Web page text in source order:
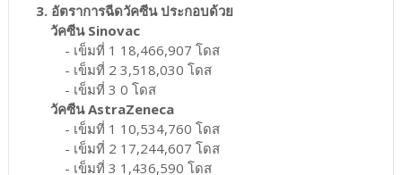
3. อัตราการฉีดวัคซีน ประกอบด้วย
วัคซีน Sinovac
- เข็มที่ 1 18,466,907 โดส
- เข็มที่ 2 3,518,030 โดส
- เข็มที่ 3 0 โดส
วัคซีน AstraZeneca
- เข็มที่ 1 10,534,760 โดส
- เข็มที่ 2 17,244,607 โดส
- เข็มที่ 3 1,436,590 โดส